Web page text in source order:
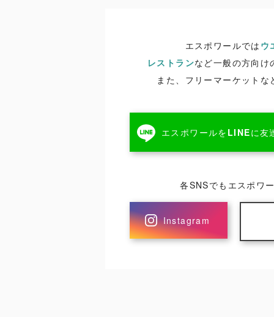
エスポワールでは ウ
レストランなど一般の方向け
また、フリーマーケットな
エスポワールを LINEに友
各SNSでもエスポワ
Instagram